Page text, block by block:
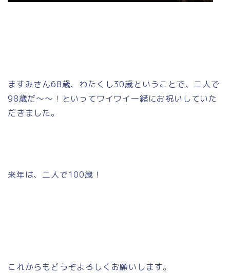
ますみさん68歳、わたくし30歳ということで、二人で
98歳だ～～！といってワイワイ一緒にお祝いしていた
だきました。
来年は、二人で100歳！
これからもどうぞよろしくお願いします。